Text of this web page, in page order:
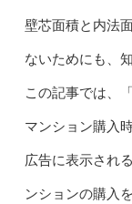
壁芯面積と内法
ないためにも、
この記事では、
マンション購入
広告に表示され
ンションの購入